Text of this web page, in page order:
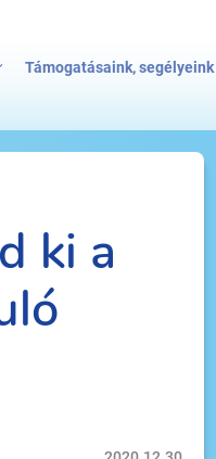
Támogatásaink, segélyeink
ki a